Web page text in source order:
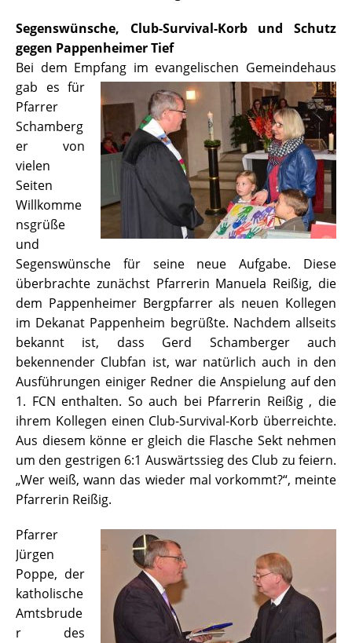
Segenswünsche, Club-Survival-Korb und Schutz
gegen Pappenheimer Tief
Bei dem Empfang im evangelischen Gemeindehaus
gab es für
Pfarrer
Schamberg
er von
vielen
Seiten
Willkomme
nsgrüße
und
Segenswünsche für seine neue Aufgabe. Diese
überbrachte zunächst Pfarrerin Manuela Reißig, die
dem Pappenheimer Bergpfarrer als neuen Kollegen
im Dekanat Pappenheim begrüßte. Nachdem allseits
bekannt ist, dass Gerd Schamberger auch
bekennender Clubfan ist, war natürlich auch in den
Ausführungen einiger Redner die Anspielung auf den
1. FCN enthalten. So auch bei Pfarrerin Reißig , die
ihrem Kollegen einen Club-Survival-Korb überreichte.
Aus diesem könne er gleich die Flasche Sekt nehmen
um den gestrigen 6:1 Auswärtssieg des Club zu feiern.
„Wer weiß, wann das wieder mal vorkommt?“, meinte
Pfarrerin Reißig.
Pfarrer
Jürgen
Poppe, der
katholische
Amtsbrude
r des